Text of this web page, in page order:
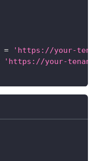
=
'https://your-
'https://your-